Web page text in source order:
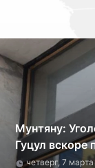
Мунтяну:
Гуцул вскоре
четверг, 7